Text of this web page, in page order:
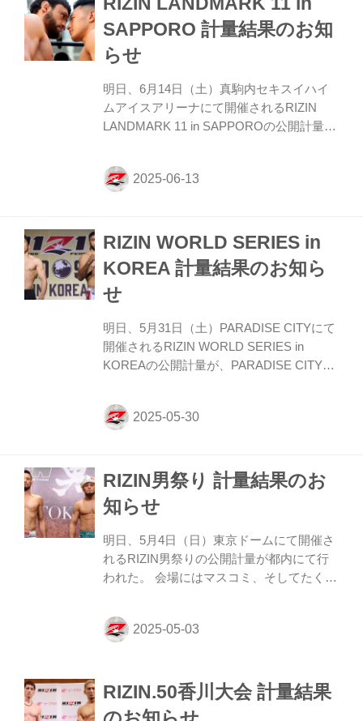
第10試合／伊澤星花 vs. シン・ユジンにつ
いて、本日行われた公式計量でシン・ユジ
ンが規定体重（52.00kg）を0.85kg超過した
り条件付きにて試合を実施いたしま...
SAPPORO 計量結果のお知
らせ
明日、6月14日（土）真駒内セキスイハイ
ムアイスアリーナにて開催されるRIZIN
LANDMARK 11 in SAPPOROの公開計量が
にて行われた。 会場にはマスコミ、そして
たくさんのファンが見つめる中フェイスオ
公開中！大会前に必ずチェックしよう！ 第
4試合／上野空大 vs. ファーパヤップ・
GRABSについて 第4試合／上野空大 vs. フ
ァーパヤップ・GRABSについて、本日行
重（64.00kg）を0.90kg超過し...
RIZIN WORLD SERIES in
KOREA 計量結果のお知ら
せ
明日、5月31日（土）PARADISE CITYにて
開催されるRIZIN WORLD SERIES in
KOREAの公開計量が、PARADISE CITYに
くさんのファンが見つめる中フェイスオフ
が行われた。緊張感に満ちた公開計量の様
試合／大原樹理 vs. ジョニー・ケースにつ
いて 第9試合／大原樹理 vs. ジョニー・ケ
ースについて、本日行われた公式計量でジ
ョニー・ケースが規定体重（71.00kg）を
0.33kg超過した為、公式ルール第7条第4項
および第5...
RIZIN男祭り 計量結果のお
知らせ
明日、5月4日（日）東京ドームにて開催さ
れるRIZIN男祭りの公開計量が都内にて行
われた。 会場にはマスコミ、そしてたくさ
われた。緊張感に満ちた公開計量の様子は
RIZIN FF公式Youtubeチャンネルで公開
ナメント一回戦 マレク・サモチュク vs. ダ
ニエル・ジェームスについて ダニエル・ジ
RIZIN.50香川大会 計量結果